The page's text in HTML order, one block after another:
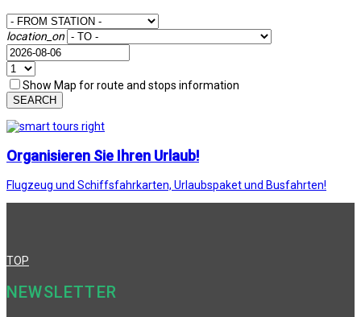
location_on
Show Map for route and stops information
SEARCH
Organisieren Sie Ihren Urlaub!
Flugzeug und Schiffsfahrkarten, Urlaubspaket und Busfahrten!
TOP
NEWSLETTER